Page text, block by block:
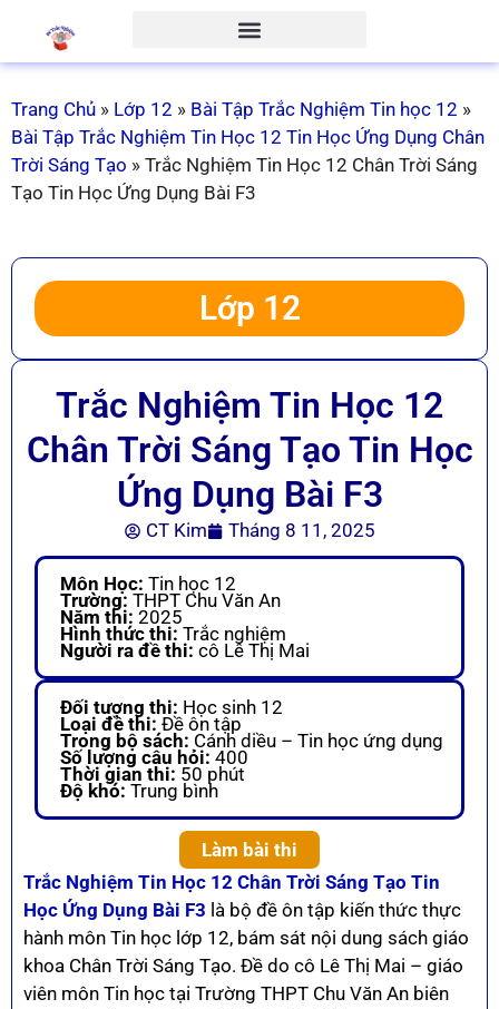
Trang Chủ » Lớp 12 » Bài Tập Trắc Nghiệm Tin học 12 »
Bài Tập Trắc Nghiệm Tin Học 12 Tin Học Ứng Dụng Chân
Trời Sáng Tạo » Trắc Nghiệm Tin Học 12 Chân Trời Sáng
Tạo Tin Học Ứng Dụng Bài F3
Lớp 12
Trắc Nghiệm Tin Học 12
Chân Trời Sáng Tạo Tin Học
Ứng Dụng Bài F3
CT Kim Tháng 8 11, 2025
Môn Học: Tin học 12
Trường: THPT Chu Văn An
Năm thi: 2025
Hình thức thi: Trắc nghiệm
Người ra đề thi: cô Lê Thị Mai
Đối tượng thi: Học sinh 12
Loại đề thi: Đề ôn tập
Trong bộ sách: Cánh diều – Tin học ứng dụng
Số lượng câu hỏi: 400
Thời gian thi: 50 phút
Độ khó: Trung bình
Làm bài thi
Trắc Nghiệm Tin Học 12 Chân Trời Sáng Tạo Tin
Học Ứng Dụng Bài F3 là bộ đề ôn tập kiến thức thực
hành môn Tin học lớp 12, bám sát nội dung sách giáo
khoa Chân Trời Sáng Tạo. Đề do cô Lê Thị Mai – giáo
viên môn Tin học tại Trường THPT Chu Văn An biên